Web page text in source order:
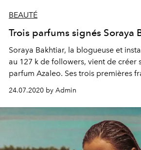
BEAUTÉ
Trois parfums signés Soraya
Soraya Bakhtiar, la blogueuse et
au 127 k de followers, vient de créer
parfum Azaleo. Ses trois premières
inspirées des voyages et de
24.07.2020 by Admin